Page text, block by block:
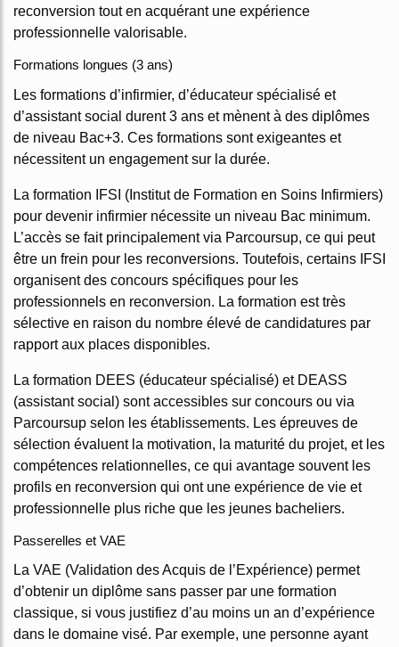
reconversion tout en acquérant une expérience
professionnelle valorisable.
Formations longues (3 ans)
Les formations d’infirmier, d’éducateur spécialisé et
d’assistant social durent 3 ans et mènent à des diplômes
de niveau Bac+3. Ces formations sont exigeantes et
nécessitent un engagement sur la durée.
La formation IFSI (Institut de Formation en Soins Infirmiers)
pour devenir infirmier nécessite un niveau Bac minimum.
L’accès se fait principalement via Parcoursup, ce qui peut
être un frein pour les reconversions. Toutefois, certains IFSI
organisent des concours spécifiques pour les
professionnels en reconversion. La formation est très
sélective en raison du nombre élevé de candidatures par
rapport aux places disponibles.
La formation DEES (éducateur spécialisé) et DEASS
(assistant social) sont accessibles sur concours ou via
Parcoursup selon les établissements. Les épreuves de
sélection évaluent la motivation, la maturité du projet, et les
compétences relationnelles, ce qui avantage souvent les
profils en reconversion qui ont une expérience de vie et
professionnelle plus riche que les jeunes bacheliers.
Passerelles et VAE
La VAE (Validation des Acquis de l’Expérience) permet
d’obtenir un diplôme sans passer par une formation
classique, si vous justifiez d’au moins un an d’expérience
dans le domaine visé. Par exemple, une personne ayant